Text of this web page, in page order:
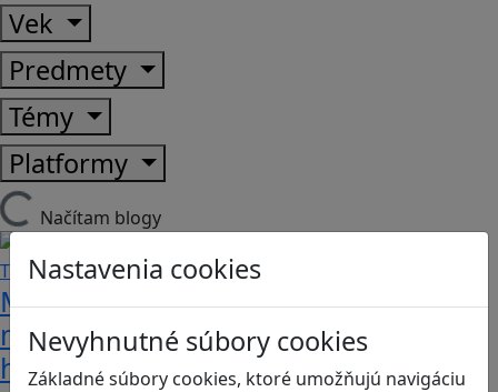
Nastavenia cookies
Nevyhnutné súbory cookies
Základné súbory cookies, ktoré umožňujú navigáciu
Vek
Predmety
Témy
Platformy
Načítam blogy
Majú vaše deti problém s
matematikou a geometriou? Tieto
hry by im mohli pomôcť